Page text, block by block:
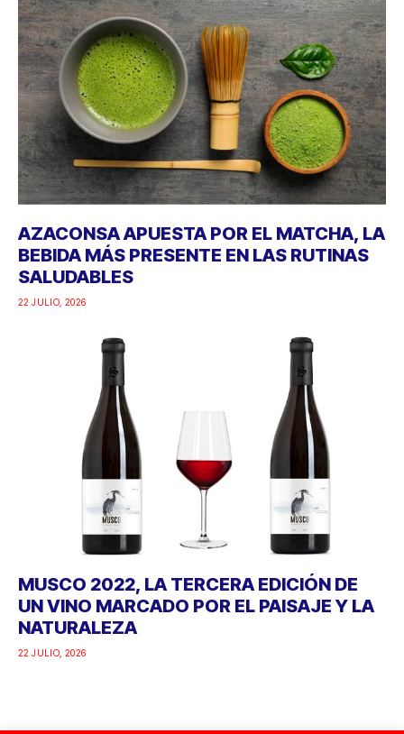
AZACONSA APUESTA POR EL MATCHA, LA
BEBIDA MÁS PRESENTE EN LAS RUTINAS
SALUDABLES
22 JULIO, 2026
MUSCO 2022, LA TERCERA EDICIÓN DE
UN VINO MARCADO POR EL PAISAJE Y LA
NATURALEZA
22 JULIO, 2026